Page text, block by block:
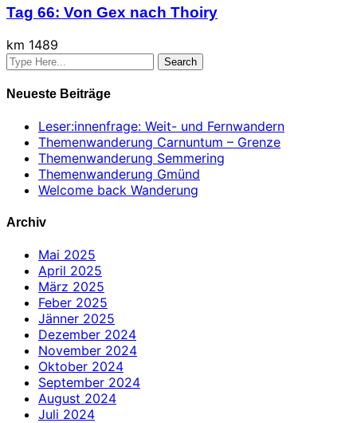
Tag 66: Von Gex nach Thoiry
km 1489
Neueste Beiträge
Leser:innenfrage: Weit- und Fernwandern
Themenwanderung Carnuntum – Grenze
Themenwanderung Semmering
Themenwanderung Gmünd
Welcome back Wanderung
Archiv
Mai 2025
April 2025
März 2025
Feber 2025
Jänner 2025
Dezember 2024
November 2024
Oktober 2024
September 2024
August 2024
Juli 2024